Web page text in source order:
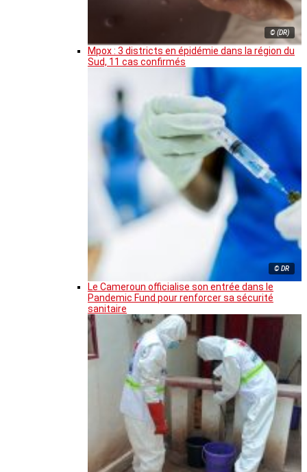
© (DR)
Mpox : 3 districts en épidémie dans la région du
Sud, 11 cas confirmés
© DR
Le Cameroun officialise son entrée dans le
Pandemic Fund pour renforcer sa sécurité
sanitaire